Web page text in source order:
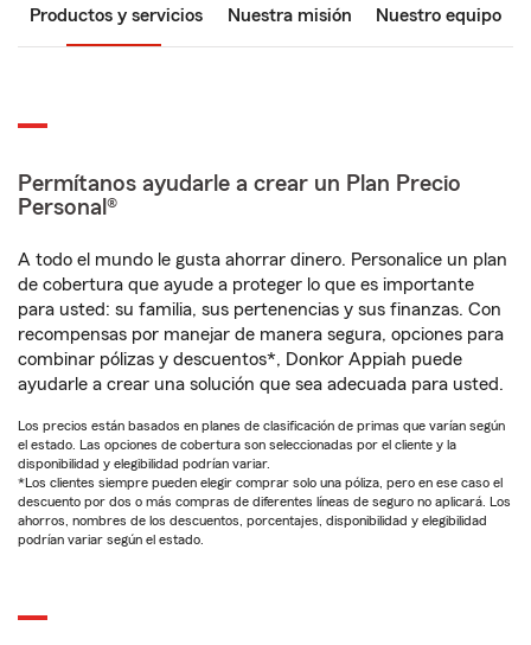
Productos y servicios Nuestra misión Nuestro equipo
Permítanos ayudarle a crear un Plan Precio
Personal®
A todo el mundo le gusta ahorrar dinero. Personalice un plan
de cobertura que ayude a proteger lo que es importante
para usted: su familia, sus pertenencias y sus finanzas. Con
recompensas por manejar de manera segura, opciones para
combinar pólizas y descuentos*, Donkor Appiah puede
ayudarle a crear una solución que sea adecuada para usted.
Los precios están basados en planes de clasificación de primas que varían según
el estado. Las opciones de cobertura son seleccionadas por el cliente y la
disponibilidad y elegibilidad podrían variar.
*Los clientes siempre pueden elegir comprar solo una póliza, pero en ese caso el
descuento por dos o más compras de diferentes líneas de seguro no aplicará. Los
ahorros, nombres de los descuentos, porcentajes, disponibilidad y elegibilidad
podrían variar según el estado.